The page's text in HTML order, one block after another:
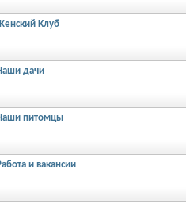
Клуб
дачи
питомцы
и вакансии